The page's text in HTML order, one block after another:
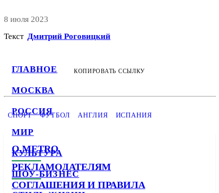
ГЛАВНОЕ
МОСКВА
РОССИЯ
МИР
КУЛЬТУРА
ШОУ-БИЗНЕС
8 июля 2023
Текст Дмитрий Роговицкий
КОПИРОВАТЬ ССЫЛКУ
СПОРТ ФУТБОЛ АНГЛИЯ ИСПАНИЯ
О METRO
РЕКЛАМОДАТЕЛЯМ
СОГЛАШЕНИЯ И ПРАВИЛА